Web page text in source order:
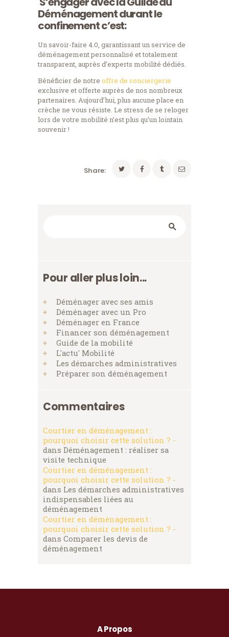
Déménagement durant le
confinement c’est:
Un savoir-faire 4.0, garantissant un service de
déménagement personnalisé et totalement
transparent, auprès d’experts mobilité dédiés.
Bénéficier de notre offre de conciergerie
exclusive et offerte auprès de nos nombreux
partenaires. Aujourd’hui, plus aucune place en
crèche ne vous résiste. Le stress de se reloger
lors de votre mobilité n’est plus qu’un lointain
souvenir !
Share:
Pour aller plus loin...
Déménager avec ses amis
Déménager avec un Pro
Déménager en France
Financer son déménagement
Guide de la mobilité
L'actu' Mobilité
Les démarches administratives
Préparer son déménagement
Commentaires
Courtier en déménagement :
pourquoi choisir cette solution ? -
dans Déménagement : réaliser sa
visite technique
Courtier en déménagement :
pourquoi choisir cette solution ? -
dans Les démarches administratives
indispensables liées au
déménagement
Courtier en déménagement :
pourquoi choisir cette solution ? -
dans Comparer les devis de
déménagement
A Propos